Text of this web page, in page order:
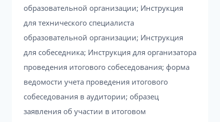
образовательной организации; Инструкция
для технического специалиста
образовательной организации; Инструкция
для собеседника; Инструкция для организатора
проведения итогового собеседования; форма
ведомости учета проведения итогового
собеседования в аудитории; образец
заявления об участии в итоговом